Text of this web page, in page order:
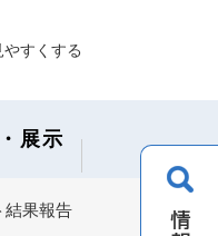
やすくする
展示
結果報告